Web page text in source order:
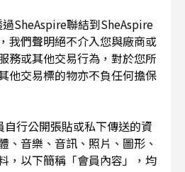
SheAspire聯結到SheAspire
我們聲明絕不介入您與廠商或
務或其他交易行為，對於您所
他交易標的物亦不負任何擔保
行公開張貼或私下傳送的資
、音樂、音訊、照片、圖形、
，以下簡稱「會員內容」，均